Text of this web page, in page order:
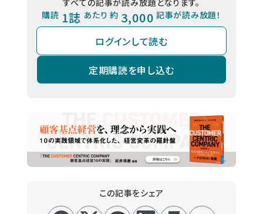
すべての記事が読み放題となります。
購読 1誌 あたり 約 3,000 記事が読み放題！
ログインして読む
定期購読を申し込む
この記事をシェア